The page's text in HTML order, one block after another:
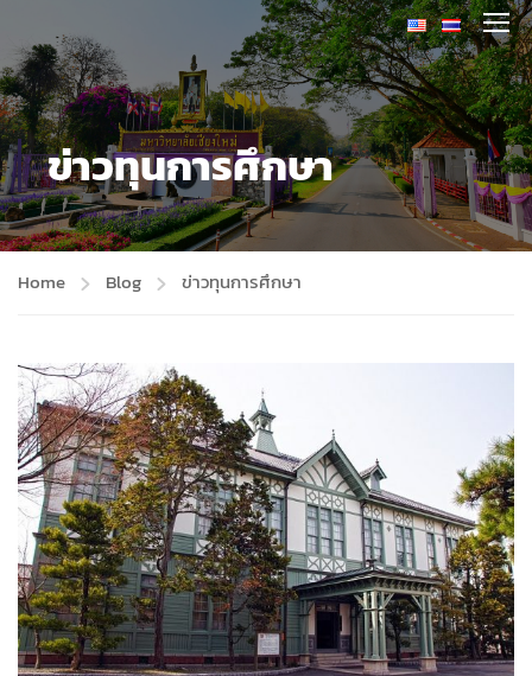
ข่าวทุนการศึกษา
Home Blog ข่าวทุนการศึกษา